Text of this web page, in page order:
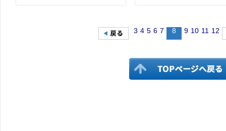
3 4 5 6 7 8 9 10 11 12